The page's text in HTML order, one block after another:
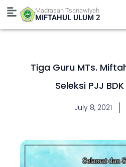
Skip
content
Madrasah Tsanawiyah
MIFTAHUL ULUM 2
Tiga Guru MTs.
Seleksi PJJ
July 8, 2021